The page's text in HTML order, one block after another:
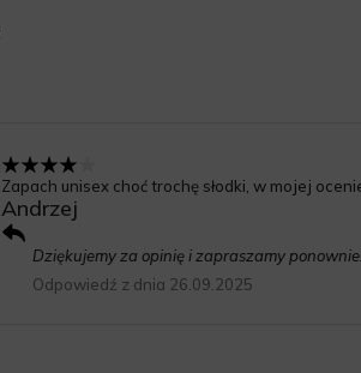
Zapach unisex choć trochę słodki, w mojej
Andrzej
Dziękujemy za opinię i zapraszamy
Odpowiedź z dnia 26.09.2025